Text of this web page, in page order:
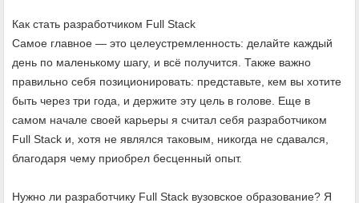
Как стать разработчиком Full Stack
Самое главное — это целеустремленность: делайте каждый
день по маленькому шагу, и всё получится. Также важно
правильно себя позиционировать: представьте, кем вы хотите
быть через три года, и держите эту цель в голове. Еще в
самом начале своей карьеры я считал себя разработчиком
Full Stack и, хотя не являлся таковым, никогда не сдавался,
благодаря чему приобрел бесценный опыт.
Нужно ли разработчику Full Stack вузовское образование? Я